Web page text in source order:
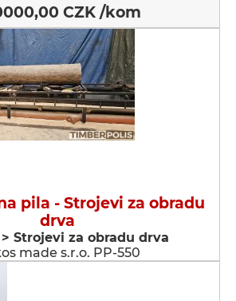
CZK /kom
pila - Strojevi za obradu
drva
Strojevi za obradu drva
made s.r.o. PP-550